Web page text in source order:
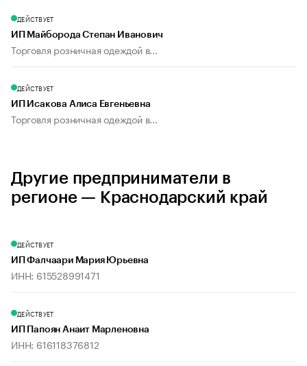
ДЕЙСТВУЕТ
ИП Майборода Степан Иванович
Торговля розничная одеждой в...
ДЕЙСТВУЕТ
ИП Исакова Алиса Евгеньевна
Торговля розничная одеждой в...
Другие предприниматели в
регионе — Краснодарский край
ДЕЙСТВУЕТ
ИП Фалчаари Мария Юрьевна
ИНН: 615528991471
ДЕЙСТВУЕТ
ИП Папоян Анаит Марленовна
ИНН: 616118376812